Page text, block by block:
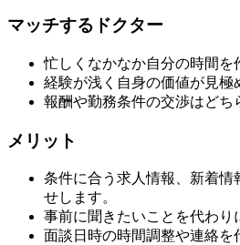
マッチするドクター
忙しくなかなか自分の時間を
経験が浅く自身の価値が見極
報酬や勤務条件の交渉はどち
メリット
条件に合う求人情報、新着情
せします。
事前に聞きたいことを代わり
面談日時の時間調整や連絡を